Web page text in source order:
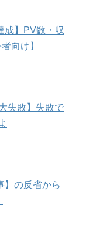
成】PV数・収
向け】
失敗】失敗で
】の反省から